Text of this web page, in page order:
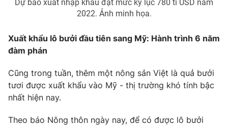
Dự báo xuất nhập khẩu đạt mức kỷ lục 780 tỉ USD năm
2022. Ảnh minh họa.
Xuất khẩu lô bưởi đầu tiên sang Mỹ: Hành trình 6 năm
đàm phán
Cũng trong tuần, thêm một nông sản Việt là quả bưởi
tươi được xuất khẩu vào Mỹ - thị trường khó tính bậc
nhất hiện nay.
Theo báo Nông thôn ngày nay, để có được lô bưởi